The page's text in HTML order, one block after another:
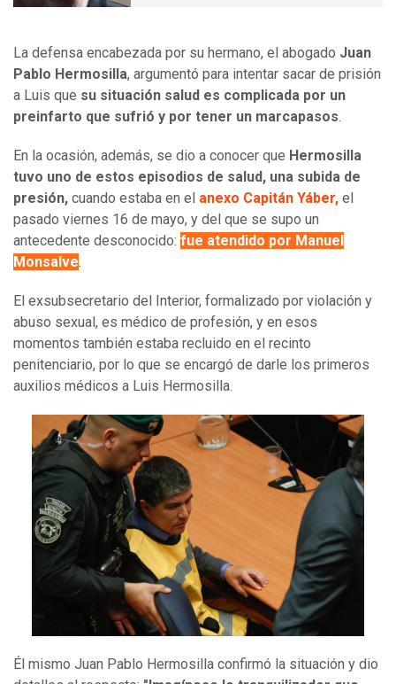
La defensa encabezada por su hermano, el abogado Juan
Pablo Hermosilla, argumentó para intentar sacar de prisión
a Luis que su situación salud es complicada por un
preinfarto que sufrió y por tener un marcapasos.
En la ocasión, además, se dio a conocer que Hermosilla
tuvo uno de estos episodios de salud, una subida de
presión, cuando estaba en el anexo Capitán Yáber, el
pasado viernes 16 de mayo, y del que se supo un
antecedente desconocido: fue atendido por Manuel
Monsalve.
El exsubsecretario del Interior, formalizado por violación y
abuso sexual, es médico de profesión, y en esos
momentos también estaba recluido en el recinto
penitenciario, por lo que se encargó de darle los primeros
auxilios médicos a Luis Hermosilla.
Él mismo Juan Pablo Hermosilla confirmó la situación y dio